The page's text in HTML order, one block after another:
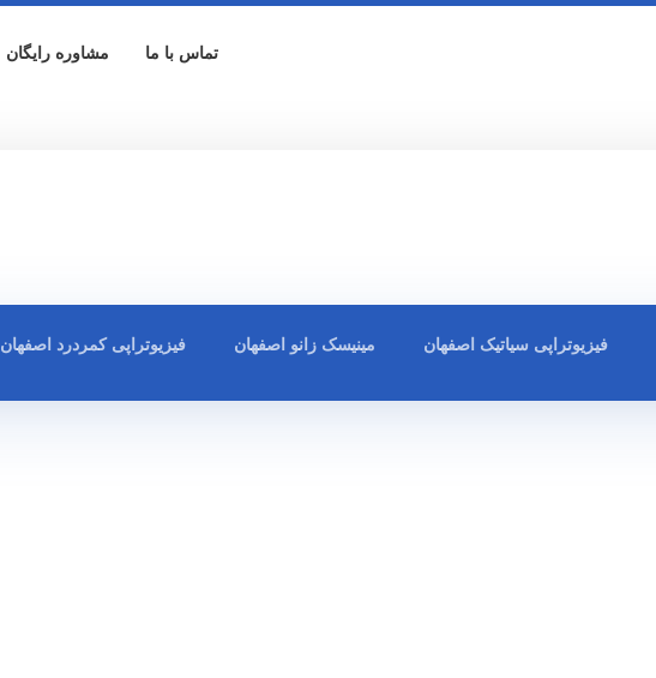
تماس با ما مشاوره رایگان
فیزیوتراپی سیاتیک اصفهان مینیسک زانو اصفهان فیزیوتراپی کمردرد اصفهان